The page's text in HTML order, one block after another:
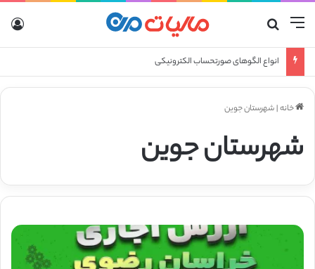
منو
انواع الگوهای صورتحساب الکترونیکی
خانه|شهرستان جوین
شهرستان جوین